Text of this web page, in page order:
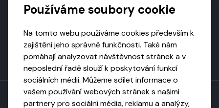
Používáme soubory cookie
Na tomto webu používáme cookies především k
zajištění jeho správné funkčnosti. Také nám
pomáhají analyzovat návštěvnost stránek a v
neposlední řadě slouží k poskytování funkcí
sociálních médií. Můžeme sdílet informace o
vašem používání webových stránek s našimi
partnery pro sociální média, reklamu a analýzy,